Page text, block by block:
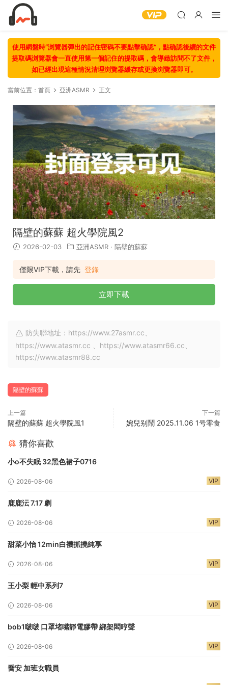
使用網盤時“浏覽器彈出的記住密碼不要點擊确認“，點确認後續的文件
提取碼浏覽器會一直使用第一個記住的提取碼，會導緻訪問不了文件，
如已經出現這種情況清理浏覽器緩存或更換浏覽器即可。
當前位置： 首頁 亞洲ASMR 正文
隔壁的蘇蘇 超火學院風2
2026-02-03 亞洲ASMR · 隔壁的蘇蘇
僅限VIP下載，請先 登錄
立即下載
防失聯地址：https://www.27asmr.cc、
https://www.atasmr.cc 、https://www.atasmr66.cc、
https://www.atasmr88.cc
隔壁的蘇蘇
上一篇
隔壁的蘇蘇 超火學院風1
下一篇
婉兒别鬧 2025.11.06 1号零食
猜你喜歡
小o不失眠 32黑色裙子0716
2026-08-06 VIP
鹿鹿沄 7.17 劇
2026-08-06 VIP
甜菜小怡 12min白襪抓撓純享
2026-08-06 VIP
王小梨 輕中系列7
2026-08-06 VIP
bob1啵啵 口罩堵嘴靜電膠帶 綁架悶哼聲
2026-08-06 VIP
喬安 加班女職員